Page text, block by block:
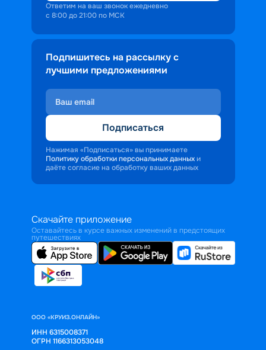
Ответим на ваш звонок ежедневно
с 8:00 до 21:00 по МСК
Подпишитесь на рассылку с
лучшими предложениями
Подписаться
Нажимая «Подписаться» вы принимаете
Политику обработки персональных данных и
даёте согласие на обработку ваших данных
Скачайте приложение
Оставайтесь в курсе важных изменений в предстоящих
путешествиях
ООО «КРУИЗ.ОНЛАЙН»
ИНН 6315008371
ОГРН 1166313053048